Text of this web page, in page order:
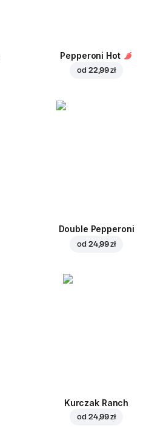
Pepperoni Hot
od 22,99 zł
Double Pepperoni
od 24,99 zł
Kurczak Ranch
od 24,99 zł